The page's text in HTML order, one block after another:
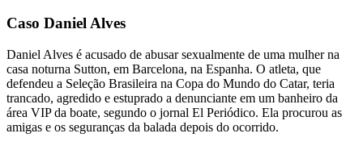
Caso Daniel Alves
Daniel Alves é acusado de abusar sexualmente de uma mulher na
casa noturna Sutton, em Barcelona, na Espanha. O atleta, que
defendeu a Seleção Brasileira na Copa do Mundo do Catar, teria
trancado, agredido e estuprado a denunciante em um banheiro da
área VIP da boate, segundo o jornal El Periódico. Ela procurou as
amigas e os seguranças da balada depois do ocorrido.